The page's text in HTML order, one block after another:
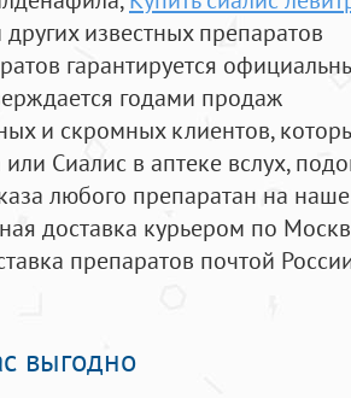
известных препаратов
гарантируется
годами продаж
и скромных клиентов,
Сиалис в аптеке вслух,
любого препаратан на
доставка курьером по
препаратов почтой
выгодно